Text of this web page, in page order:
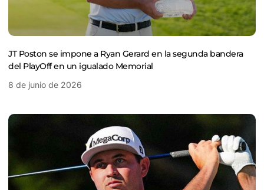
JT Poston se impone a Ryan Gerard en la segunda bandera
del PlayOff en un igualado Memorial
8 de junio de 2026